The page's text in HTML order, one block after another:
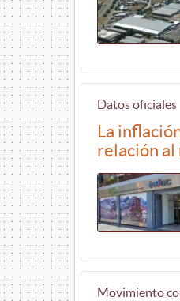
Datos oficiales
La
relación
Movimiento